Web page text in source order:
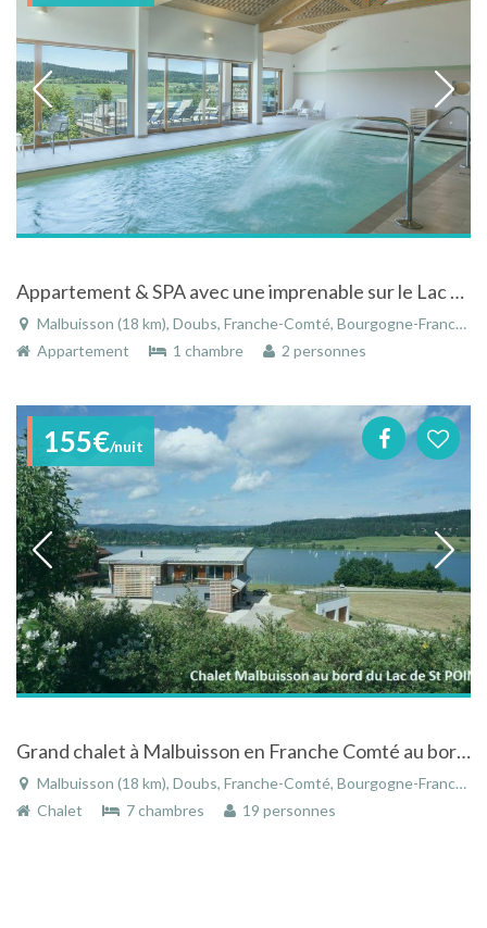
Appartement & SPA avec une imprenable sur le Lac Saint-Point
Malbuisson (18 km), Doubs, Franche-Comté, Bourgogne-Franche-Comté, France
Appartement
1 chambre 2 personnes
155€/nuit
Grand chalet à Malbuisson en Franche Comté au bord du lac St Point et proche station Metabief
Malbuisson (18 km), Doubs, Franche-Comté, Bourgogne-Franche-Comté, France
Chalet
7 chambres 19 personnes